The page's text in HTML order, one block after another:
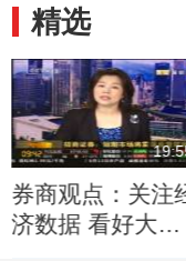
精选
券商观点：关注
济数据 看好大消